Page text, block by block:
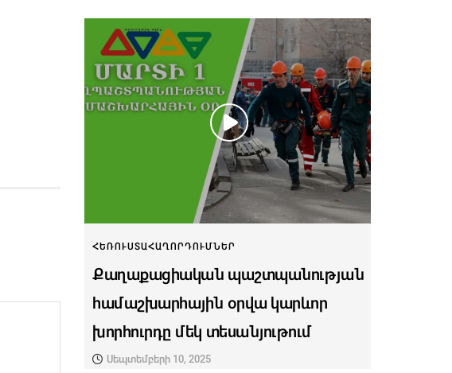
ՀԵՌՈՒՍՏԱՀԱՂՈՐԴՈՒՄՆԵՐ
Քաղաքացիական պաշտպանության
համաշխարհային օրվա կարևոր
խորհուրդը մեկ տեսանյութում
Սեպտեմբերի 10, 2025